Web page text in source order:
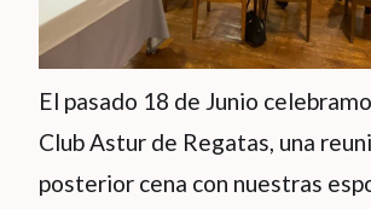
El pasado 18 de Junio
Club Astur de Regatas, una
posterior cena con nuestras